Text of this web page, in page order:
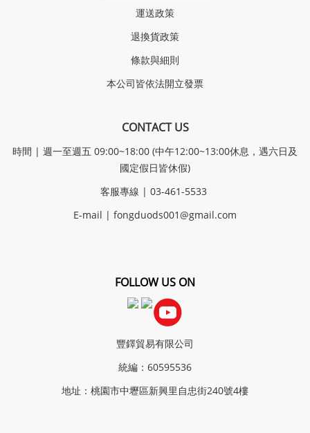
運送政策
退換貨政策
條款與細則
本公司皆依法開立發票
CONTACT US
時間 | 週一至週五 09:00~18:00 (中午12:00~13:00休息，遇六日及
國定假日皆休假)
客服專線 | 03-461-5533
E-mail | fongduods001@gmail.com
FOLLOW US ON
豐鐸貿易有限公司
統編：60595536
地址：桃園市中壢區新興里自忠街240號4樓